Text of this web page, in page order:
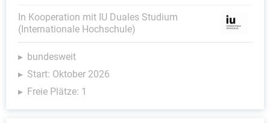
In Kooperation mit IU Duales Studium
(Internationale Hochschule)
bundesweit
Start: Oktober 2026
Freie Plätze: 1